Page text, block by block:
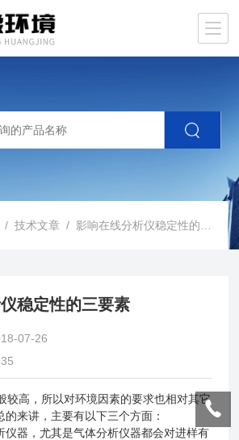
/技术文章 / 影响在线分析仪稳定性的三要素
稳定性的三要素
07-26
高，所以对环境因素的要求也相对其它
来讲，主要有以下三个方面：
仪器，尤其是气体分析仪器都会对进样有